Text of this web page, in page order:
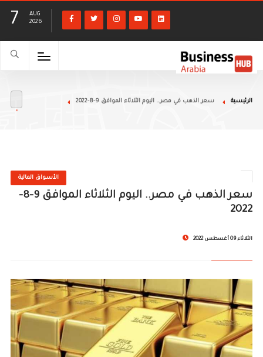
7
AUG
2026
الرئيسية سعر الذهب في مصر.. اليوم الثلاثاء الموافق 9-8-2022
الأسواق المالية
سعر الذهب في مصر.. اليوم الثلاثاء الموافق 9-8-
2022
الثلاثاء 09 أغسطس 2022